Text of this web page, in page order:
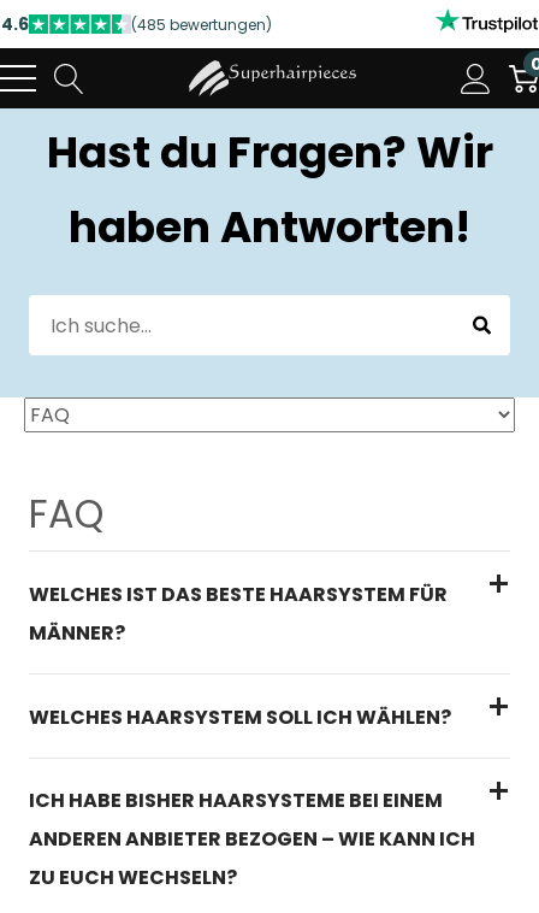
4.6 (485 bewertungen)
NUTZEN SIE UNSERE WILLKOMMENSRABATTE
4.6
(485 bewertungen)
Hast du Fragen? Wir
haben Antworten!
FAQ
WELCHES IST DAS BESTE HAARSYSTEM FÜR
MÄNNER?
WELCHES HAARSYSTEM SOLL ICH WÄHLEN?
ICH HABE BISHER HAARSYSTEME BEI EINEM
ANDEREN ANBIETER BEZOGEN – WIE KANN ICH
ZU EUCH WECHSELN?